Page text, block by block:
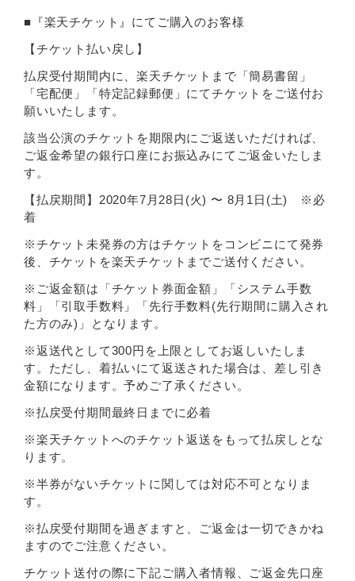
■『楽天チケット』にてご購入のお客様
【チケット払い戻し】
払戻受付期間内に、楽天チケットまで「簡易書留」
「宅配便」「特定記録郵便」にてチケットをご送付お
願いいたします。
該当公演のチケットを期限内にご返送いただければ、
ご返金希望の銀行口座にお振込みにてご返金いたしま
す。
【払戻期間】2020年7月28日(火) 〜 8月1日(土) ※必
着
※チケット未発券の方はチケットをコンビニにて発券
後、チケットを楽天チケットまでご送付ください。
※ご返金額は「チケット券面金額」「システム手数
料」「引取手数料」「先行手数料(先行期間に購入され
た方のみ)」となります。
※返送代として300円を上限としてお返しいたしま
す。ただし、着払いにて返送された場合は、差し引き
金額になります。予めご了承ください。
※払戻受付期間最終日までに必着
※楽天チケットへのチケット返送をもって払戻しとな
ります。
※半券がないチケットに関しては対応不可となりま
す。
※払戻受付期間を過ぎますと、ご返金は一切できかね
ますのでご注意ください。
チケット送付の際に下記ご購入者情報、ご返金先口座